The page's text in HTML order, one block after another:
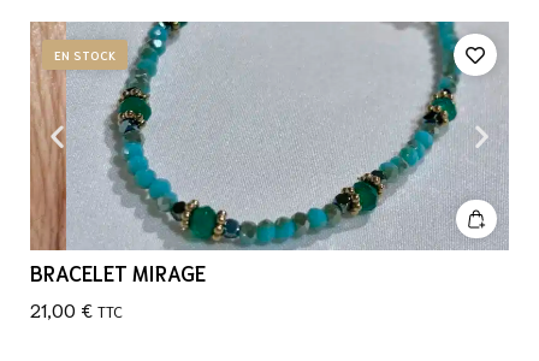
EN STOCK
BRACELET MIRAGE
21,00 € TTC